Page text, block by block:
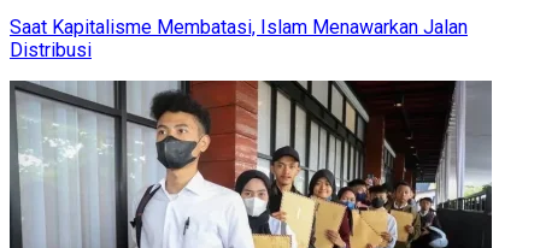
Saat Kapitalisme Membatasi, Islam Menawarkan Jalan
Distribusi